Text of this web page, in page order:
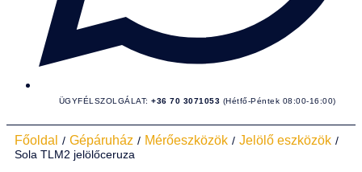
ÜGYFÉLSZOLGÁLAT: +36 70 3071053 (Hétfő-Péntek 08:00-16:00)
Főoldal / Gépáruház / Mérőeszközök / Jelölő eszközök /
Sola TLM2 jelölőceruza